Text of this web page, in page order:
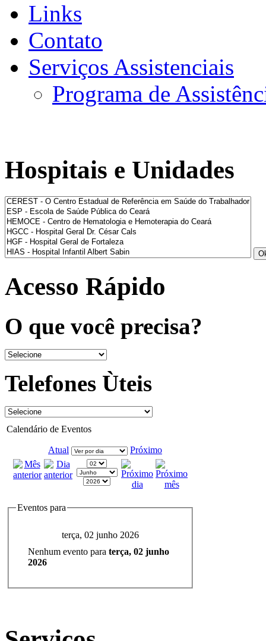
Links
Contato
Serviços Assistenciais
Programa de
Hospitais e Unidades
Acesso Rápido
O que você precisa?
Telefones Ùteis
Calendário de Eventos
Atual Próximo
Eventos para
terça, 02 junho 2026
Nenhum evento para terça, 02 junho
2026